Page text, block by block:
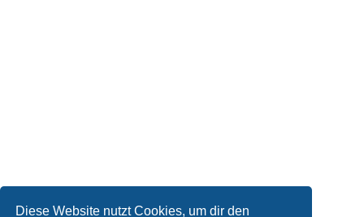
Diese Website nutzt Cookies, um dir den